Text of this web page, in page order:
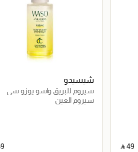
‎ ⃁ ⁦49⁩ ‎
شيسيدو
سيروم للبريق واسو يوزو سي
سيروم العين